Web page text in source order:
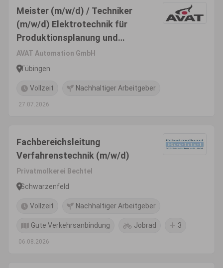
Meister (m/w/d) / Techniker
(m/w/d) Elektrotechnik für
Produktionsplanung und
Arbeitsvorbereitung
AVAT Automation GmbH
Tübingen
Vollzeit Nachhaltiger Arbeitgeber
27.07.2026
Fachbereichsleitung
Verfahrenstechnik (m/w/d)
Privatmolkerei Bechtel
Schwarzenfeld
Vollzeit Nachhaltiger Arbeitgeber
Gute Verkehrsanbindung Jobrad 3
06.08.2026